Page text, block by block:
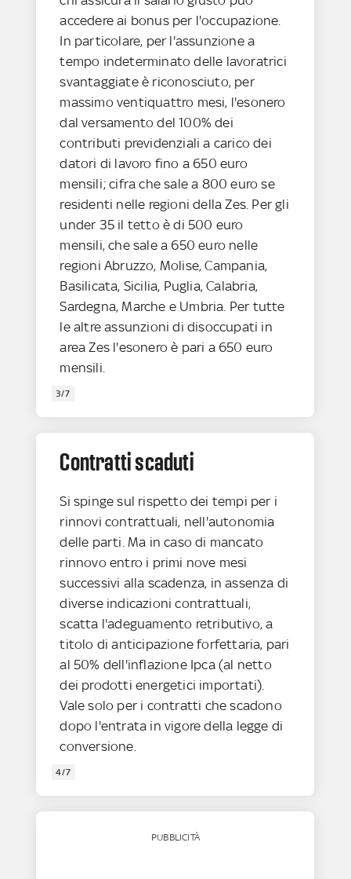
accedere ai bonus per l'occupazione.
In particolare, per l'assunzione a
tempo indeterminato delle lavoratrici
svantaggiate è riconosciuto, per
massimo ventiquattro mesi, l'esonero
dal versamento del 100% dei
contributi previdenziali a carico dei
datori di lavoro fino a 650 euro
mensili; cifra che sale a 800 euro se
residenti nelle regioni della Zes. Per gli
under 35 il tetto è di 500 euro
mensili, che sale a 650 euro nelle
regioni Abruzzo, Molise, Campania,
Basilicata, Sicilia, Puglia, Calabria,
Sardegna, Marche e Umbria. Per tutte
le altre assunzioni di disoccupati in
area Zes l'esonero è pari a 650 euro
mensili.
3/7
Contratti scaduti
Si spinge sul rispetto dei tempi per i
rinnovi contrattuali, nell'autonomia
delle parti. Ma in caso di mancato
rinnovo entro i primi nove mesi
successivi alla scadenza, in assenza di
diverse indicazioni contrattuali,
scatta l'adeguamento retributivo, a
titolo di anticipazione forfettaria, pari
al 50% dell'inflazione Ipca (al netto
dei prodotti energetici importati).
Vale solo per i contratti che scadono
dopo l'entrata in vigore della legge di
conversione.
4/7
PUBBLICITÀ